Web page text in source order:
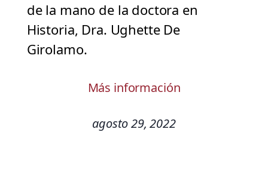
de la mano de la doctora en
Historia, Dra. Ughette De
Girolamo.
Más información
agosto 29, 2022